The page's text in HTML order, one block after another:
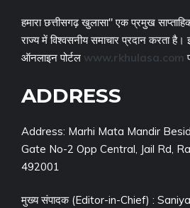
हमारा छत्तीसगढ़ खुलासा" एक प्रमुख
राज्य में विश्वसनीय समाचार प्रदान करता
ऑनलाइन पोर्टल www.rkhulasa.com
ADDRESS
Address: Marhi Mata Mandir
Gate No-2 Opp Central, Jail Rd,
492001
मुख्य संपादक (Editor-in-Chief) :